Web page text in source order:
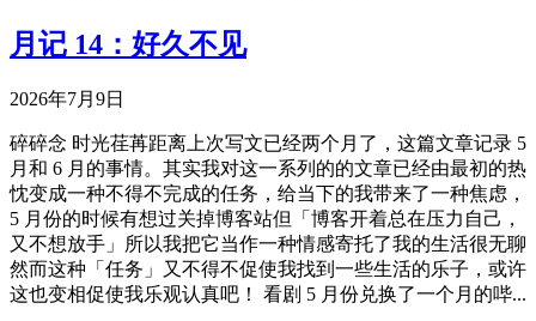
月记 14：好久不见
2026年7月9日
碎碎念 时光荏苒距离上次写文已经两个月了，这篇文章记录 5
月和 6 月的事情。其实我对这一系列的的文章已经由最初的热
忱变成一种不得不完成的任务，给当下的我带来了一种焦虑，
5 月份的时候有想过关掉博客站但「博客开着总在压力自己，
又不想放手」所以我把它当作一种情感寄托了我的生活很无聊
然而这种「任务」又不得不促使我找到一些生活的乐子，或许
这也变相促使我乐观认真吧！ 看剧 5 月份兑换了一个月的哔...